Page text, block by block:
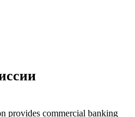
provides commercial banking